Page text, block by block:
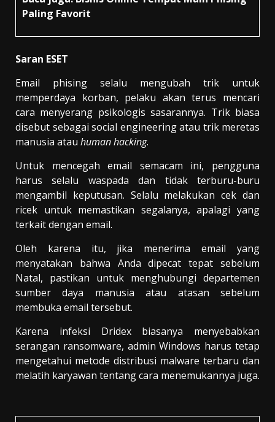
Paling Favorit
Saran ESET
Email phising selalu mengubah trik untuk
memperdaya korban, pelaku akan terus mencari
cara menyerang psikologis sasarannya. Trik biasa
disebut sebagai social engineering atau trik meretas
manusia atau human hacking.
Untuk mencegah email semacam ini, pengguna
harus selalu waspada dan tidak terburu-buru
mengambil keputusan. Selalu melakukan cek dan
ricek untuk memastikan segalanya, apalagi yang
terkait dengan email.
Oleh karena itu, jika menerima email yang
menyatakan bahwa Anda dipecat tepat sebelum
Natal, pastikan untuk menghubungi departemen
sumber daya manusia atau atasan sebelum
membuka email tersebut.
Karena infeksi Dridex biasanya menyebabkan
serangan ransomware, admin Windows harus tetap
mengetahui metode distribusi malware terbaru dan
melatih karyawan tentang cara menemukannya juga.